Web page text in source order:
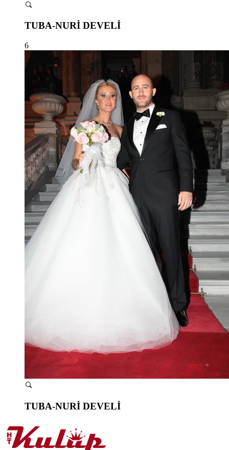
TUBA-NURİ DEVELİ
6
TUBA-NURİ DEVELİ